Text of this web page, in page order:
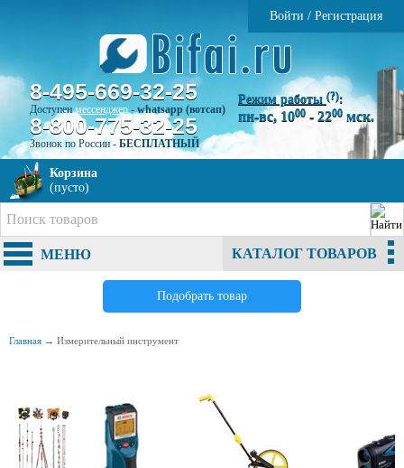
Войти / Регистрация
8-495-669-32-25
Доступенмессенджер-whatsapp (вотсап)
8-800-775-32-25
Звонок по России - БЕСПЛАТНЫЙ
Режим работы (?):
пн-вс, 1000 - 2200 мск.
Корзина
(пусто)
МЕНЮ КАТАЛОГ ТОВАРОВ
Подобрать товар
Главная → Измерительный инструмент